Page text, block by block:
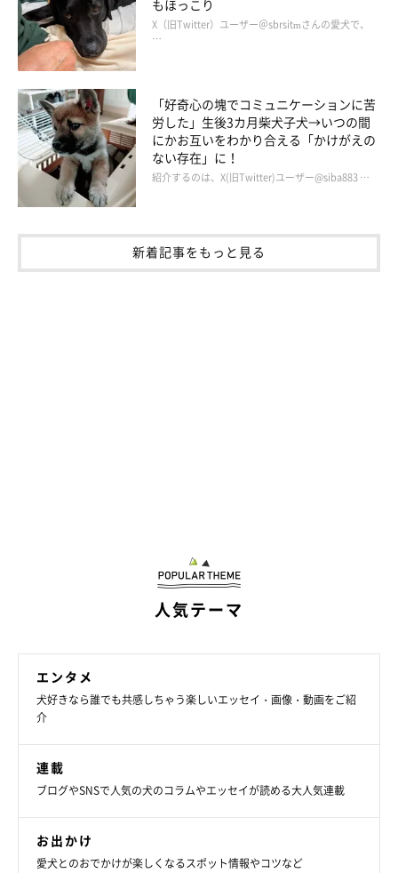
もほっこり
X（旧Twitter）ユーザー＠sbrsitmさんの愛犬で、
…
「好奇心の塊でコミュニケーションに苦
労した」生後3カ月柴犬子犬→いつの間
にかお互いをわかり合える「かけがえの
ない存在」に！
紹介するのは、X(旧Twitter)ユーザー@siba883 …
新着記事をもっと見る
人気テーマ
エンタメ
犬好きなら誰でも共感しちゃう楽しいエッセイ・画像・動画をご紹
介
連載
ブログやSNSで人気の犬のコラムやエッセイが読める大人気連載
お出かけ
愛犬とのおでかけが楽しくなるスポット情報やコツなど